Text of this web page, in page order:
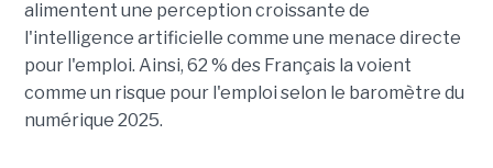
alimentent une perception croissante de
l'intelligence artificielle comme une menace directe
pour l'emploi. Ainsi, 62 % des Français la voient
comme un risque pour l'emploi selon le baromètre du
numérique 2025.